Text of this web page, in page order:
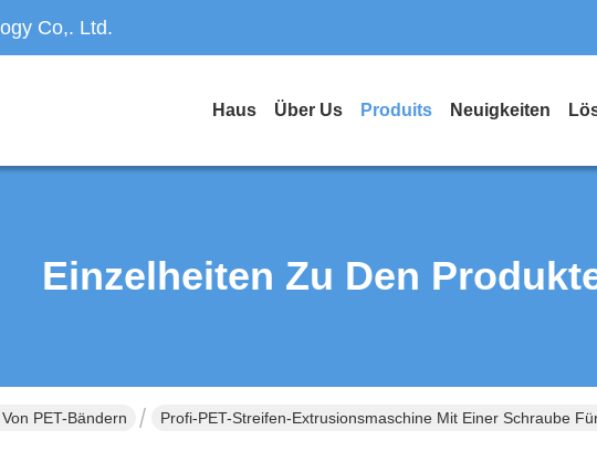
Co,. Ltd.
Haus Über Us Produits Neuigkeiten
Einzelheiten Zu Den
PET-Bändern Profi-PET-Streifen-Extrusionsmaschine Mit Einer Schraube